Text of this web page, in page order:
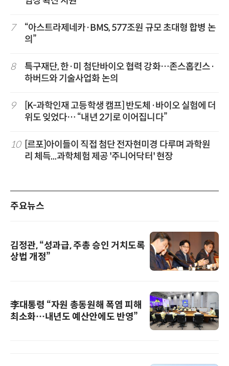
7
“아스트라제네카·BMS, 577조원 규모 초대형 합병 논
의”
8
특구재단, 한·미 첨단바이오 협력 강화…존스홉킨스·
하버드와 기술사업화 논의
9
[K-과학인재 고등학생 캠프] 반도체·바이오 실험에 더
위도 잊었다… “내년 2기로 이어집니다”
10
[르포]아이들이 직접 첨단 전자현미경 다루며 과학원
리 체득...과학체험 제공 '주니어닥터' 현장
주요뉴스
김정관, “성과급, 주총 승인 거치도록
상법 개정”
李대통령 “자원 총동원해 폭염 피해
최소화…내년도 예산안에도 반영”